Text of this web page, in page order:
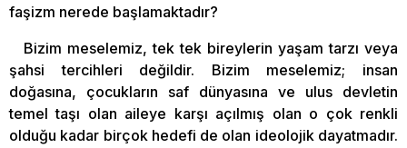
faşizm nerede başlamaktadır?
Bizim meselemiz, tek tek bireylerin yaşam tarzı veya
şahsi tercihleri değildir. Bizim meselemiz; insan
doğasına, çocukların saf dünyasına ve ulus devletin
temel taşı olan aileye karşı açılmış olan o çok renkli
olduğu kadar birçok hedefi de olan ideolojik dayatmadır.